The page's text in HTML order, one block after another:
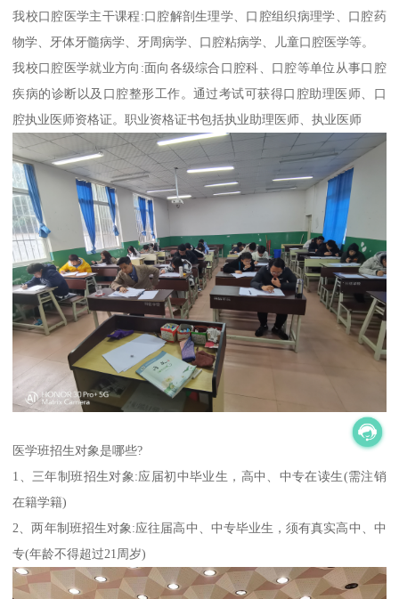
我校口腔医学主干课程:口腔解剖生理学、口腔组织病理学、口腔药
物学、牙体牙髓病学、牙周病学、口腔粘病学、儿童口腔医学等。
我校口腔医学就业方向:面向各级综合口腔科、口腔等单位从事口腔
疾病的诊断以及口腔整形工作。通过考试可获得口腔助理医师、口
腔执业医师资格证。职业资格证书包括执业助理医师、执业医师
医学班招生对象是哪些?
1、三年制班招生对象:应届初中毕业生，高中、中专在读生(需注销
在籍学籍)
2、两年制班招生对象:应往届高中、中专毕业生，须有真实高中、中
专(年龄不得超过21周岁)